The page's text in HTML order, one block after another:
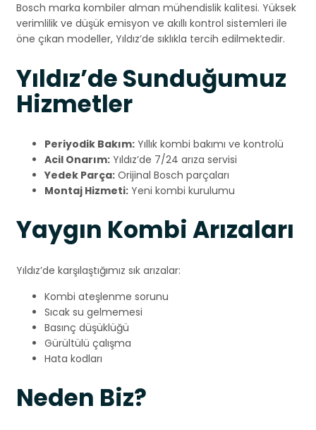
Bosch marka kombiler alman mühendislik kalitesi. Yüksek
verimlilik ve düşük emisyon ve akıllı kontrol sistemleri ile
öne çıkan modeller, Yıldız’de sıklıkla tercih edilmektedir.
Yıldız’de Sunduğumuz
Hizmetler
Periyodik Bakım: Yıllık kombi bakımı ve kontrolü
Acil Onarım: Yıldız’de 7/24 arıza servisi
Yedek Parça: Orijinal Bosch parçaları
Montaj Hizmeti: Yeni kombi kurulumu
Yaygın Kombi Arızaları
Yıldız’de karşılaştığımız sık arızalar:
Kombi ateşlenme sorunu
Sıcak su gelmemesi
Basınç düşüklüğü
Gürültülü çalışma
Hata kodları
Neden Biz?